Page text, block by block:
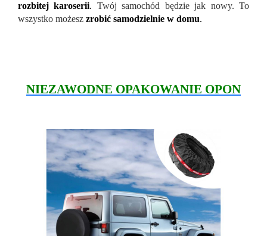
rozbitej karoserii. Twój samochód będzie jak nowy. To
wszystko możesz zrobić samodzielnie w domu.
NIEZAWODNE OPAKOWANIE OPON